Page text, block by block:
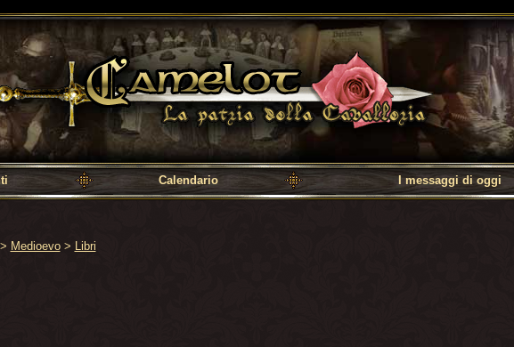
cavalleria
Calendario I messaggi di oggi
> Medioevo > Libri